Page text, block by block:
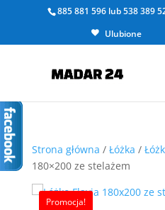
885 881 596 lub538 389
Ulubione
Strona główna / Łóżka /
180×200 ze stelażem
Promocja!